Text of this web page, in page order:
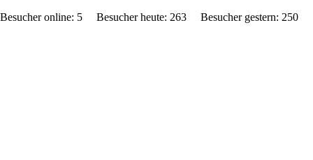
Besucher online: 5 Besucher heute: 263 Besucher gestern: